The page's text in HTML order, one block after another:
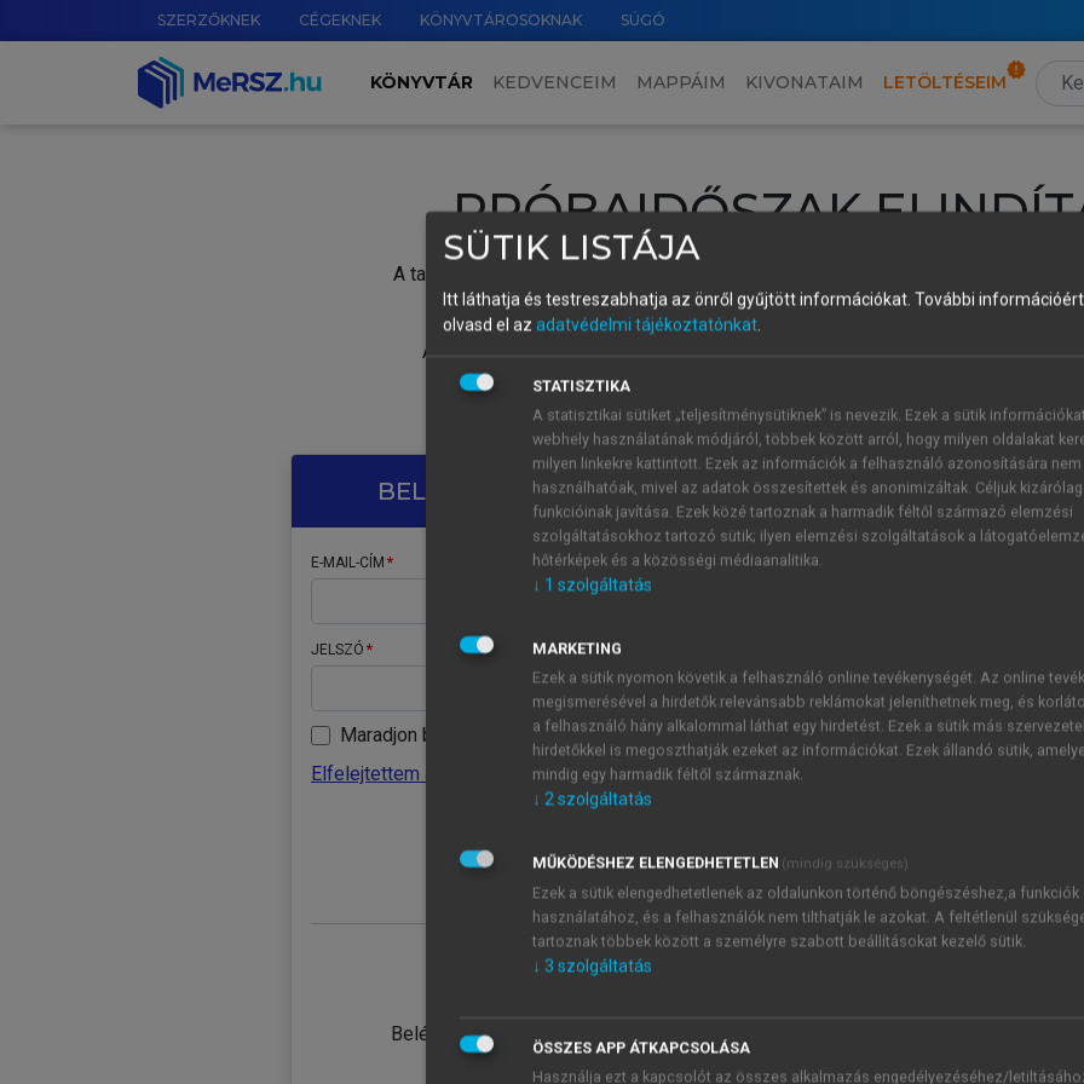
SZERZŐKNEK CÉGEKNEK KÖNYVTÁROSOKNAK SÚGÓ
KÖNYVTÁR KEDVENCEIM MAPPÁIM KIVONATAIM LETÖLTÉSEIM
PRÓBAIDŐSZAK
A tartalom megtekintéséhez lépj be a saját fiókoddal, iskolai azonosítóddal vagy
Új felhasználóként1 óra díjmentes hozzáférésrevagy
A próbaidőszak elindításához,
vagy hozz
A regisztráció után a
BELÉPÉS SAJÁT FIÓKKAL
E-MAIL-CÍM
JELSZÓ
Maradjon belépve
Elfelejtettem a jelszavamat
Belépés intézményi azonosítóval
ÚJ FIÓK
1 óra
JELSZÓ
Kérek értesítést a MeRSZ
Kérek értesítést az
SÜTIK LISTÁJA
Itt láthatja és testreszabhatja az önről gyűjtött információkat. További
olvasd el az adatvédelmi tájékoztatónkat.
STATISZTIKA
A statisztikai sütiket „teljesítménysütiknek” is nevezik. Ezek a sütik
webhely használatának módjáról, többek között arról, hogy milyen oldalakat
milyen linkekre kattintott. Ezek az információk a felhasználó azonosítására nem
használhatóak, mivel az adatok összesítettek és anonimizáltak. Céljuk
funkcióinak javítása. Ezek közé tartoznak a harmadik féltől származó elemzési
szolgáltatásokhoz tartozó sütik; ilyen elemzési szolgáltatások a
hőtérképek és a közösségi médiaanalitika.
↓ 1 szolgáltatás
MARKETING
Ezek a sütik nyomon követik a felhasználó online tevékenységét. Az online
megismerésével a hirdetők relevánsabb reklámokat jeleníthetnek meg, és
a felhasználó hány alkalommal láthat egy hirdetést. Ezek a sütik más
hirdetőkkel is megoszthatják ezeket az információkat. Ezek állandó sütik,
mindig egy harmadik féltől származnak.
↓ 2szolgáltatás
MŰKÖDÉSHEZ ELENGEDHETETLEN (mindig szükséges)
Ezek a sütik elengedhetetlenek az oldalunkon történő böngészéshez,a funkciók
használatához, és a felhasználók nem tilthatják le azokat. A feltétlenül
tartoznak többek között a személyre szabott beállításokat kezelő sütik.
↓ 3 szolgáltatás
ÖSSZES APP ÁTKAPCSOLÁSA
Használja ezt a kapcsolót az összes alkalmazás engedélyezéséhez/